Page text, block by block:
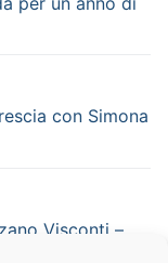
con Simona
Visconti –